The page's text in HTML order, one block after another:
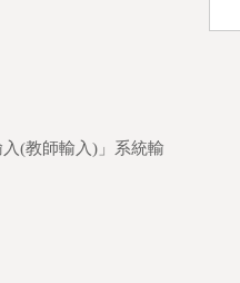
(教師輸入)」系統輸